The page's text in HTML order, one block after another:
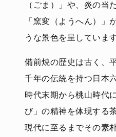
（ごま）」や、炎の当
「窯変（ようへん）」
うな景色を呈しています
備前焼の歴史は古く、
千年の伝統を持つ日本
時代末期から桃山時代
び」の精神を体現する
現代に至るまでその素